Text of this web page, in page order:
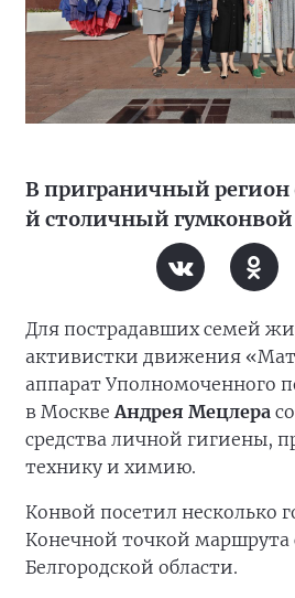
В приграничный регион
й столичный гумконвой
Для пострадавших семей
активистки движения
аппарат Уполномоченного
в МосквеАндрея Мецлера
средства личной гигиены,
технику и химию.
Конвой посетил несколько
Конечной точкой маршрута
Белгородской области.